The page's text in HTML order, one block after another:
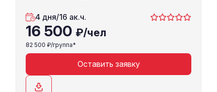
4 дня/16 ак.ч.
16 500 ₽/чел
82 500 ₽/группа*
Оставить заявку